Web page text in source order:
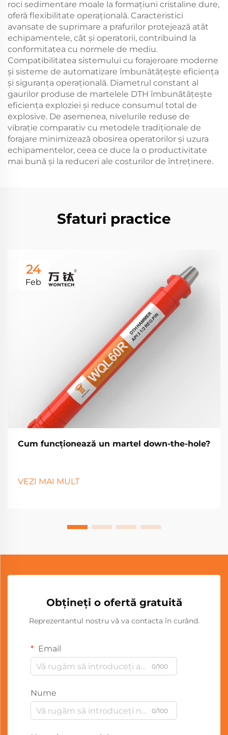
roci sedimentare moale la formațiuni cristaline dure,
oferă flexibilitate operațională. Caracteristici
avansate de suprimare a prafurilor protejează atât
echipamentele, cât și operatorii, contribuind la
conformitatea cu normele de mediu.
Compatibilitatea sistemului cu forajeroare moderne
și sisteme de automatizare îmbunătățește eficiența
și siguranța operațională. Diametrul constant al
gaurilor produse de martelele DTH îmbunătățește
eficiența exploziei și reduce consumul total de
explosive. De asemenea, nivelurile reduse de
vibrație comparativ cu metodele tradiționale de
forajare minimizează obosirea operatorilor și uzura
echipamentelor, ceea ce duce la o productivitate
mai bună și la reduceri ale costurilor de întreținere.
Sfaturi practice
24
Feb
Cum funcționează un martel down-the-hole?
VEZI MAI MULT
Obțineți o ofertă gratuită
Reprezentantul nostru vă va contacta în curând.
Email
0/100
Nume
0/100